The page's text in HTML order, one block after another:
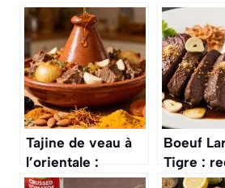
Tajine de veau à
l’orientale :
recette
Boeuf
Tigre :